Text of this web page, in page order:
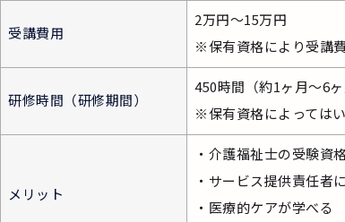
受講費用
2万円～15万円
※保有資格により受講
研修時間（研修期間）
450時間（約1ヶ月～6ヶ
※保有資格によっては
メリット
・介護福祉士の受験資
・サービス提供責任者
・医療的ケアが学べる